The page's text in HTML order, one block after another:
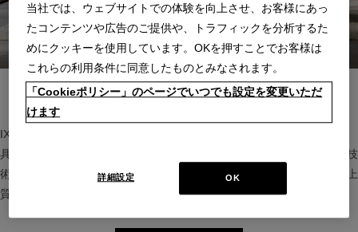
IXC（イクスシー）は、”Emotional Minimalism”を掲げるグローバル家
具ブランド。ヨーロッパの家具文化と日本の美意識を融合し、素材や技
術を活かした持続可能で洗練されたインテリアを提案。長く愛される上
質な暮らしを届けます。
当社では、ウェブサイトでの体験を向上させ、お客様にあっ
たコンテンツや広告のご提供や、トラフィックを分析するた
めにクッキーを使用しています。OKを押すことでお客様は
これらの利用条件に同意したものとみなされます。
「Cookieポリシー」のページでいつでも設定を変更いただ
けます
OK
詳細設定